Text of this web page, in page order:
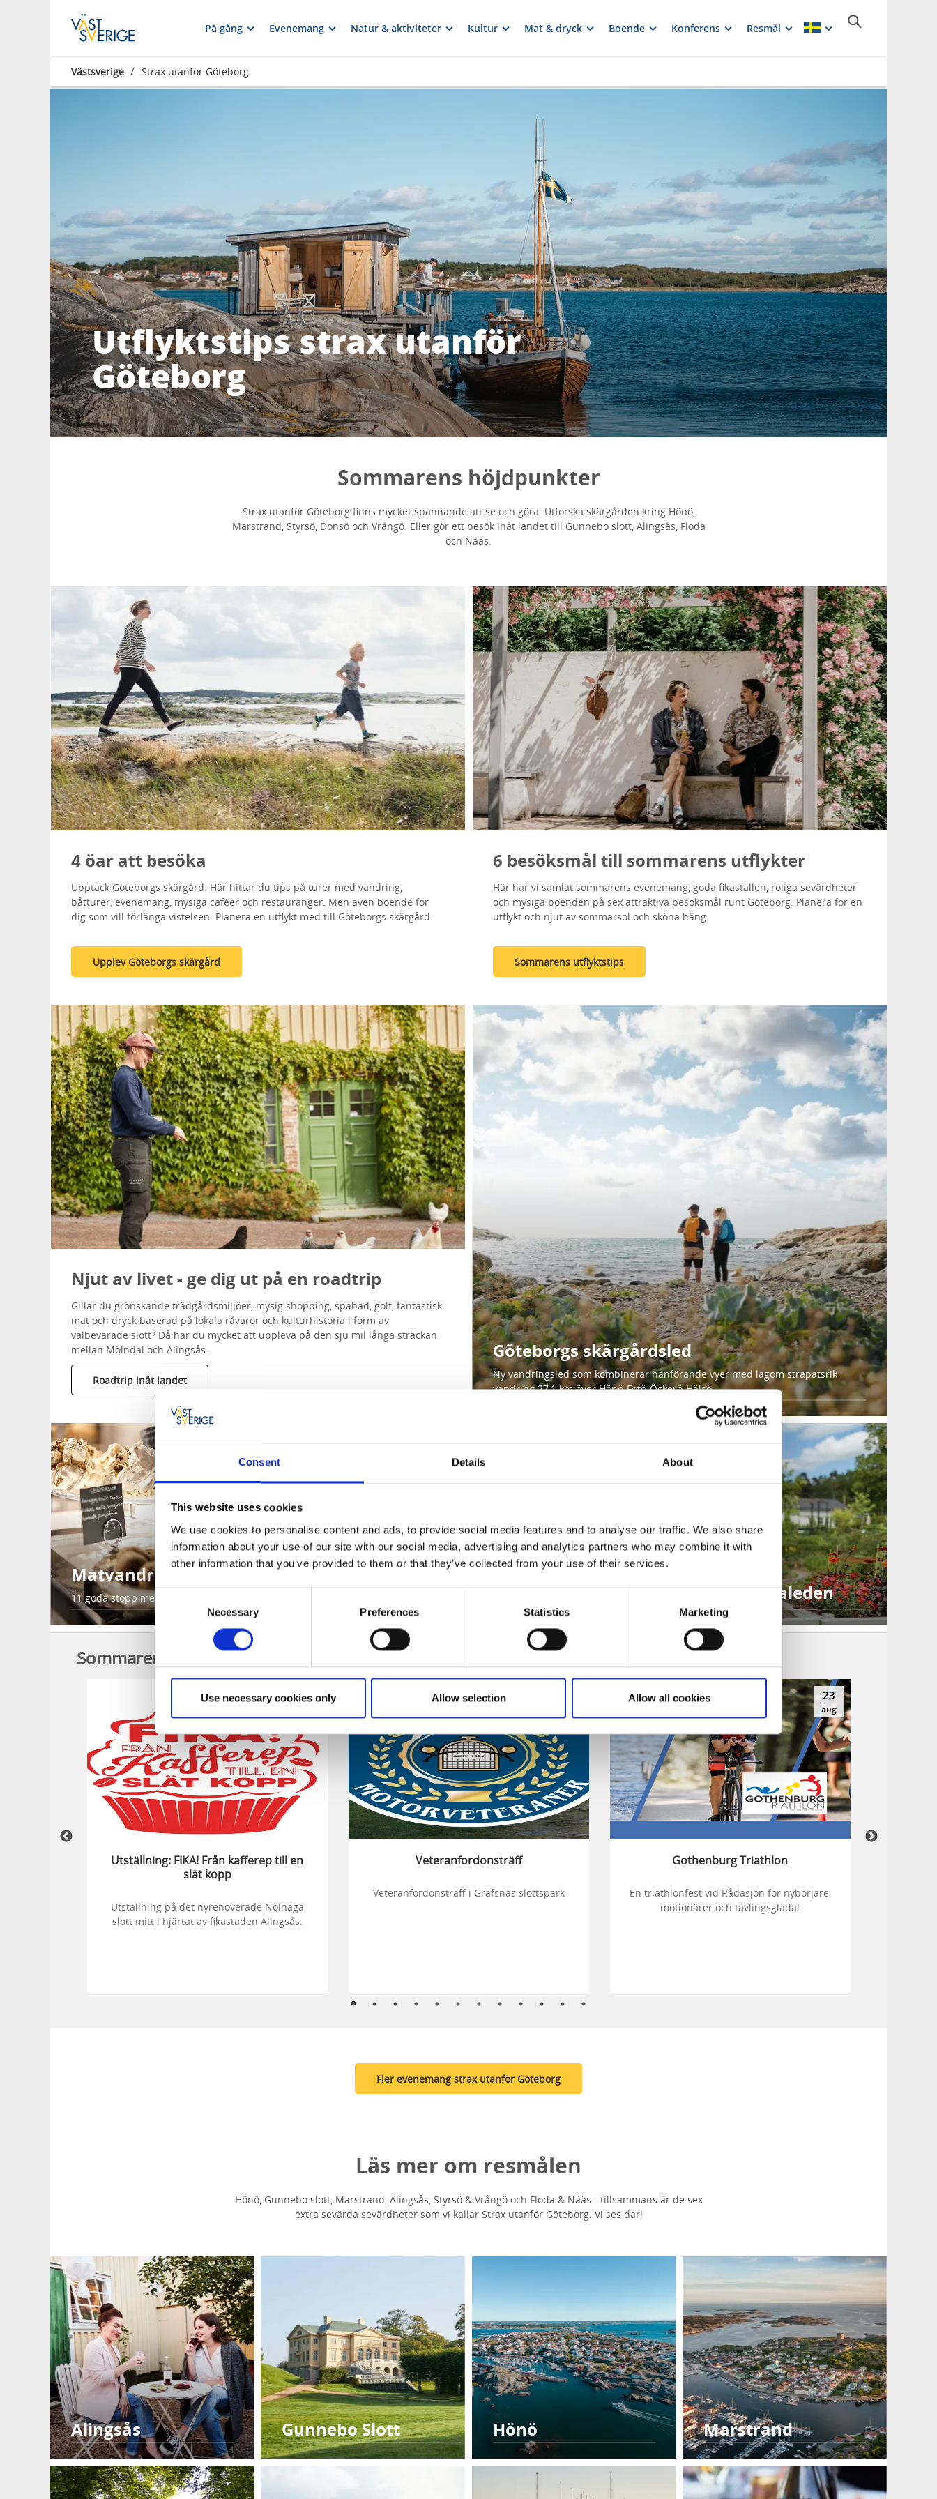
Consent Details About
This website uses cookies
We use cookies to personalise content and ads, to provide social media features and to analyse our traffic. We also share
information about your use of our site with our social media, advertising and analytics partners who may combine it with
other information that you’ve provided to them or that they’ve collected from your use of their services.
Consent
Selection
Necessary Preferences Statistics Marketing
Use necessary cookies only Allow selection Allow all cookies
På gång Evenemang Natur & aktiviteter Kultur Mat & dryck Boende Konferens Resmål
Västsverige / Strax utanför Göteborg
Utflyktstips strax utanför
Göteborg
Sommarens höjdpunkter
Strax utanför Göteborg finns mycket spännande att se och göra. Utforska skärgården kring Hönö,
Marstrand, Styrsö, Donsö och Vrångö. Eller gör ett besök inåt landet till Gunnebo slott, Alingsås, Floda
och Nääs.
4 öar att besöka
Upptäck Göteborgs skärgård. Här hittar du tips på turer med vandring,
båtturer, evenemang, mysiga caféer och restauranger. Men även boende för
dig som vill förlänga vistelsen. Planera en utflykt med till Göteborgs skärgård.
Upplev Göteborgs skärgård
6 besöksmål till sommarens utflykter
Här har vi samlat sommarens evenemang, goda fikaställen, roliga sevärdheter
och mysiga boenden på sex attraktiva besöksmål runt Göteborg. Planera för en
utflykt och njut av sommarsol och sköna häng.
Sommarens utflyktstips
Njut av livet - ge dig ut på en roadtrip
Gillar du grönskande trädgårdsmiljöer, mysig shopping, spabad, golf, fantastisk
mat och dryck baserad på lokala råvaror och kulturhistoria i form av
välbevarade slott? Då har du mycket att uppleva på den sju mil långa sträckan
mellan Mölndal och Alingsås.
Roadtrip inåt landet
Göteborgs skärgårdsled
Ny vandringsled som kombinerar hänförande vyer med lagom strapatsrik
vandring 27,1 km över Hönö-Fotö-Öckerö-Hälsö
Matvandra längs Gotaleden
11 goda stopp mellan Göteborg och Alingsås. Tågluffa till trädgårdar utmed Gotaleden
Sommarens evenemang
8 - 31
Utställning: FIKA! Från kafferep till en
slät kopp
Utställning på det nyrenoverade Nolhaga
slott mitt i hjärtat av fikastaden Alingsås.
Veteranfordonsträff
Veteranfordonsträff i Gräfsnäs slottspark
23
aug
Gothenburg Triathlon
En triathlonfest vid Rådasjön för nybörjare,
motionärer och tävlingsglada!
Fler evenemang strax utanför Göteborg
Läs mer om resmålen
Hönö, Gunnebo slott, Marstrand, Alingsås, Styrsö & Vrångö och Floda & Nääs - tillsammans är de sex
extra sevärda sevärdheter som vi kallar Strax utanför Göteborg. Vi ses där!
Alingsås Gunnebo Slott Hönö Marstrand